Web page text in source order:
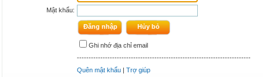
Mật khẩu:
Ghi nhớ địa chỉ email
--------------------------------------------------------------------------
Quên mật khẩu | Trợ giúp